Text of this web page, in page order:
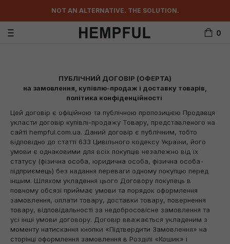
NOT AN ALTERNATIVE. THE SOLUTION.
0
ПУБЛІЧНИЙ ДОГОВІР (ОФЕРТА)
на замовлення, купівлю-продаж і доставку товарів,
політика конфіденційності
Цей договір є офіційною та публічною пропозицією Продавця
укласти договір купівлі-продажу Товару, представленого на
сайті hempful.com.ua. Даний договір є публічним, тобто
відповідно до статті 633 Цивільного кодексу України, його
умови є однаковими для всіх покупців незалежно від їх
статусу (фізична особа, юридична особа, фізична особа-
підприємець) без надання переваги одному покупцю перед
іншим. Шляхом укладення цього Договору покупець в
повному обсязі приймає умови та порядок оформлення
замовлення, оплати товару, доставки товару, повернення
товару, відповідальності за недобросовісне замовлення та
усі інші умови договору. Договір вважається укладеним з
моменту натискання кнопки «Підтвердити Замовлення» на
сторінці оформлення замовлення в Розділі «Кошик» і